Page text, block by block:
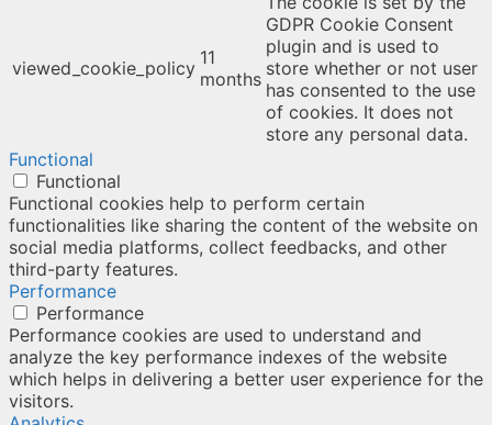
viewed_cookie_policy 11
months
GDPR Cookie Consent
plugin and is used to
store whether or not user
has consented to the use
of cookies. It does not
store any personal data.
Functional
Functional
Functional cookies help to perform certain
functionalities like sharing the content of the website on
social media platforms, collect feedbacks, and other
third-party features.
Performance
Performance
Performance cookies are used to understand and
analyze the key performance indexes of the website
which helps in delivering a better user experience for the
visitors.